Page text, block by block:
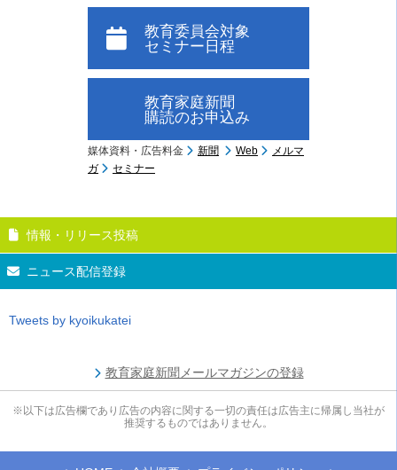
教育委員会対象
セミナー日程
教育家庭新聞
購読のお申込み
媒体資料・広告料金 新聞 Web
メルマ
ガ
セミナー
情報・リリース投稿
ニュース配信登録
Tweets by kyoikukatei
教育家庭新聞メールマガジンの登録
※以下は広告欄であり広告の内容に関する一切の責任は広告主に帰属し当社が
推奨するものではありません。